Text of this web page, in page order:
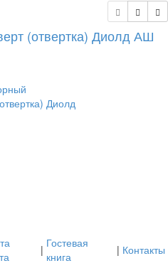
(отвертка) Диолд АШ
| Гостевая
книга
| Контакты